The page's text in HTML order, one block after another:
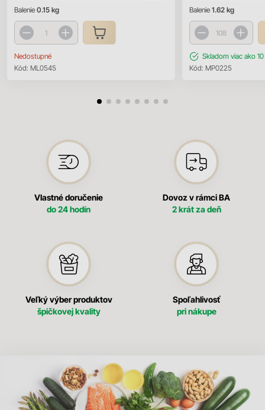
Balenie 0.15 kg
Nedostupné
Kód: ML0545
Balenie 1.62 kg
Skladom viac ako
Kód: MP0225
Vlastné doručenie
do 24 hodín
Dovoz v rámci BA
2 krát za deň
Veľký výber produktov
špičkovej kvality
Spoľahlivosť
pri nákupe